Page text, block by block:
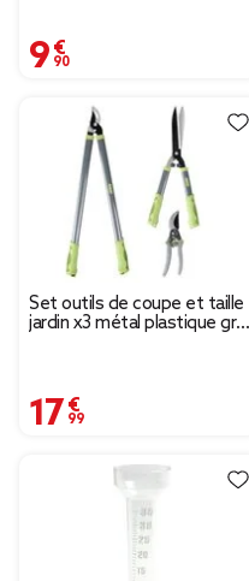
9,90 €
Set outils de coupe et taille
jardin x3 métal plastique gris
17,99 €